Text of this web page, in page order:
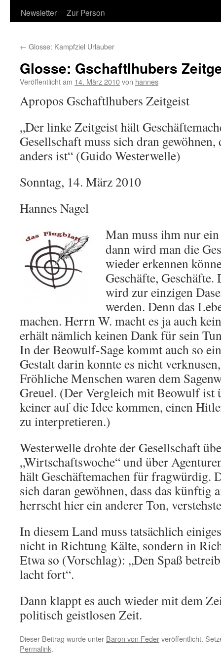
Newsletter
Zur Person
← Glosse: Kampfziel Urlauber
Glosse: Gschaftlhubers
Veröffentlicht am 14. März 2010von hannes
Apropos Gschaftlhubers Zeitgeist
„Der linke Zeitgeist hält
Gesellschaft muss sich dran
anders ist“ (Guido Westerwelle)
Sonntag, 14. März 2010
Hannes Nagel
Man muss ihm nur
dann wird man die
wieder erkennen
Geschäfte,
wird zur einzigen
werden. Denn das
machen. Herrn W. macht es ja auch
erhält nämlich keinen Dank für sein
In der Beowulf-Sage kommt auch so
Gestalt darin konnte es nicht
Fröhliche Menschen waren dem
Greuel. (Der Vergleich mit Beowulf ist
keiner auf die Idee kommen, einen
zu interpretieren.)
Westerwelle drohte der Gesellschaft
„Wirtschaftswoche“ und über
hält Geschäftemachen für fragwürdig.
sich daran gewöhnen, dass das künftig
herrscht hier ein anderer Ton,
In diesem Land muss tatsächlich
nicht in Richtung Kälte, sondern in
Etwa so (Vorschlag): „Den Spaß
lacht fort“.
Dann klappt es auch wieder mit dem
politisch geistlosen Zeit.
Dieser Beitrag wurde unter Baron von Federveröffentlicht.
Permalink.